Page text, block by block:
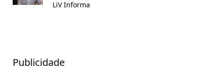
LiV Informa
Publicidade